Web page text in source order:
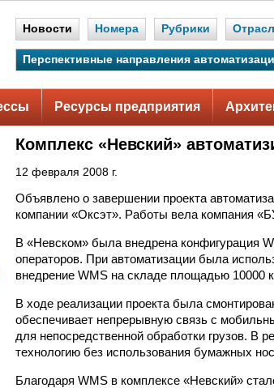
Новости Номера Рубрики
Перспективные направления
Ресурсы предприятия
Комплекс «Невский»
12 февраля 2008 г.
Объявлено о завершении проекта
компании «Оксэт». Работы вела компания
В «Невском» была внедрена конфигурация
операторов. При автоматизации была
внедрение WMS на складе площадью 10000
В ходе реализации проекта была
обеспечивает непрерывную связь с
для непосредственной обработки грузов. В
технологию без использования бумажных
Благодаря WMS в комплексе «Невский»